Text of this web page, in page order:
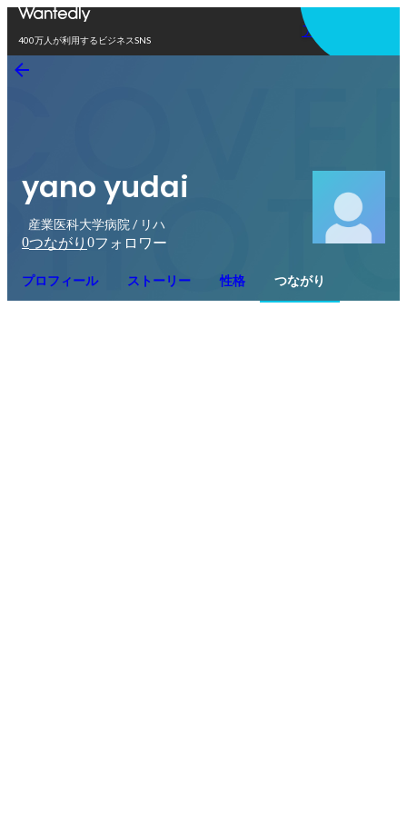
400万人が利用するビジネスSNS
アプリを使う
yano yudai
産業医科大学病院 / リハ
0つながり 0フォロワー
プロフィール ストーリー 性格 つながり